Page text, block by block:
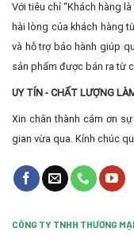
Với tiêu chí “Khách hàng
hài lòng của khách hàng
và hỗ trợ bảo hành giúp
sản phẩm được bán ra từ
UY TÍN - CHẤT LƯỢNG
Xin chân thành cảm ơn
gian vừa qua. Kính chúc
CÔNG TY TNHH THƯƠNG